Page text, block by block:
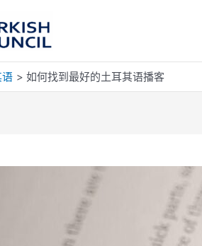
语 如何找到最好的土耳其语播客